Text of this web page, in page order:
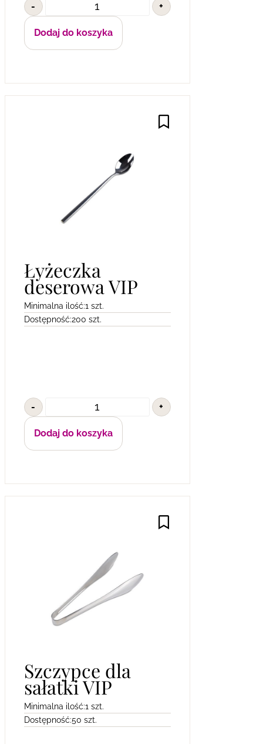
- +
Dodaj do koszyka
Łyżeczka
deserowa VIP
Minimalna ilość:1 szt.
Dostępność:200 szt.
- +
Dodaj do koszyka
Szczypce dla
sałatki VIP
Minimalna ilość:1 szt.
Dostępność:50 szt.